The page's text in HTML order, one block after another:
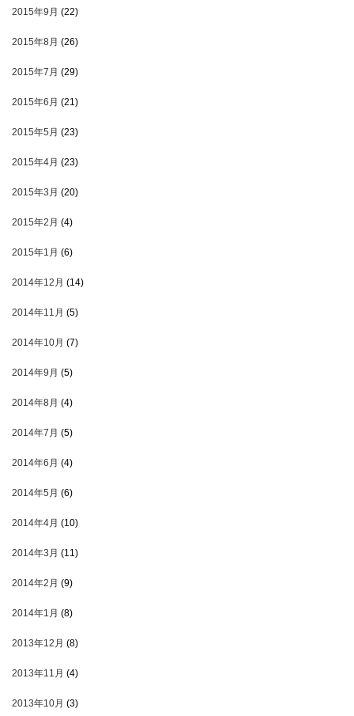
2015年9月 (22)
2015年8月 (26)
2015年7月 (29)
2015年6月 (21)
2015年5月 (23)
2015年4月 (23)
2015年3月 (20)
2015年2月 (4)
2015年1月 (6)
2014年12月 (14)
2014年11月 (5)
2014年10月 (7)
2014年9月 (5)
2014年8月 (4)
2014年7月 (5)
2014年6月 (4)
2014年5月 (6)
2014年4月 (10)
2014年3月 (11)
2014年2月 (9)
2014年1月 (8)
2013年12月 (8)
2013年11月 (4)
2013年10月 (3)